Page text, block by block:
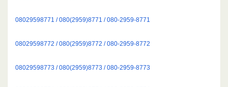
08029598771 / 080(2959)8771 / 080-2959-8771
08029598772 / 080(2959)8772 / 080-2959-8772
08029598773 / 080(2959)8773 / 080-2959-8773